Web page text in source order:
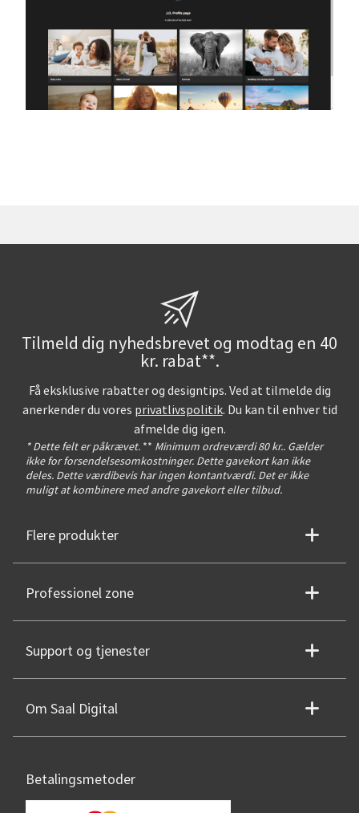
Tilmeld dig nyhedsbrevet og modtag en 40
kr. rabat**.
Få eksklusive rabatter og designtips. Ved at tilmelde dig
anerkender du vores privatlivspolitik. Du kan til enhver tid
afmelde dig igen.
* Dette felt er påkrævet. ** Minimum ordreværdi 80 kr.. Gælder
ikke for forsendelsesomkostninger. Dette gavekort kan ikke
deles. Dette værdibevis har ingen kontantværdi. Det er ikke
muligt at kombinere med andre gavekort eller tilbud.
Flere produkter
Professionel zone
Support og tjenester
Om Saal Digital
Betalingsmetoder